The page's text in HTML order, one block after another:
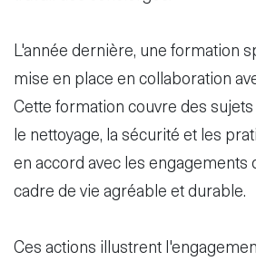
L'année dernière, une formation
mise en place en collaboration
Cette formation couvre des
le nettoyage, la sécurité et les
en accord avec les engagements
cadre de vie agréable et durable.
Ces actions illustrent